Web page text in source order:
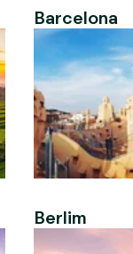
Barcelona
Berlim